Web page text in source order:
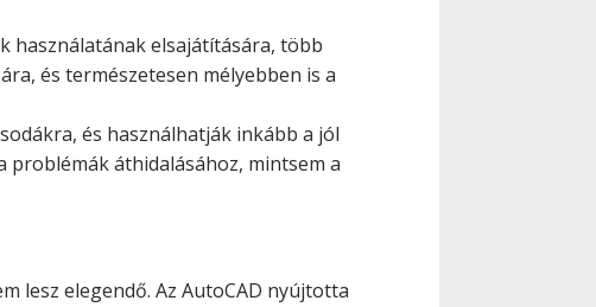
használatának elsajátítására, több
és természetesen mélyebben is a
és használhatják inkább a jól
problémák áthidalásához, mintsem a
lesz elegendő. Az AutoCAD nyújtotta